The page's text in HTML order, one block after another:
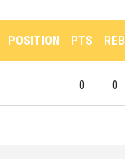
POSITION PTS REB
0 0